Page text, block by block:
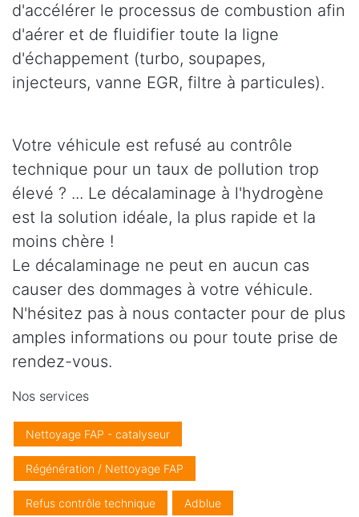
d'accélérer le processus de combustion afin
d'aérer et de fluidifier toute la ligne
d'échappement (turbo, soupapes,
injecteurs, vanne EGR, filtre à particules).
Votre véhicule est refusé au contrôle
technique pour un taux de pollution trop
élevé ? ... Le décalaminage à l'hydrogène
est la solution idéale, la plus rapide et la
moins chère !
Le décalaminage ne peut en aucun cas
causer des dommages à votre véhicule.
N'hésitez pas à nous contacter pour de plus
amples informations ou pour toute prise de
rendez-vous.
Nos services
Nettoyage FAP - catalyseur
Régénération / Nettoyage FAP
Refus contrôle technique Adblue